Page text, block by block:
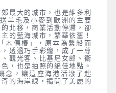
最大的城市，也是維多利
羊毛及小麥到歐洲的主要
北移，商業活動停滯，卻
的藍海城市，繁華依舊！
木偶樁」，原本為繫船而
透過巧手彩繪，成了一尊
觀光客、比基尼女郎、衛
，也是拍照的絕佳地點。
念，讓這座海港活潑了起
的海岸線，揭開了美麗的